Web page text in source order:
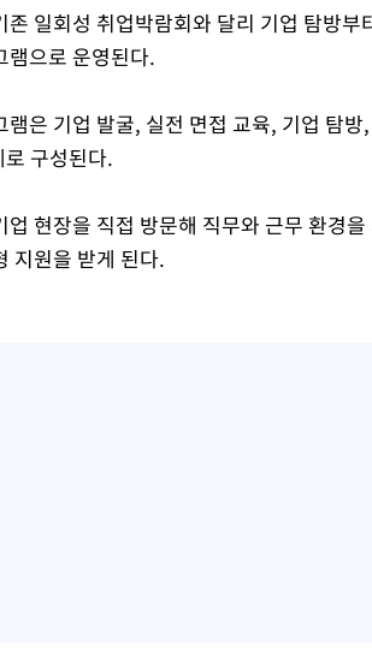
존 일회성 취업박람회와 달리 기업 탐방
램으로 운영된다.
램은 기업 발굴, 실전 면접 교육, 기업 탐
구성된다.
업 현장을 직접 방문해 직무와 근무 환경
지원을 받게 된다.